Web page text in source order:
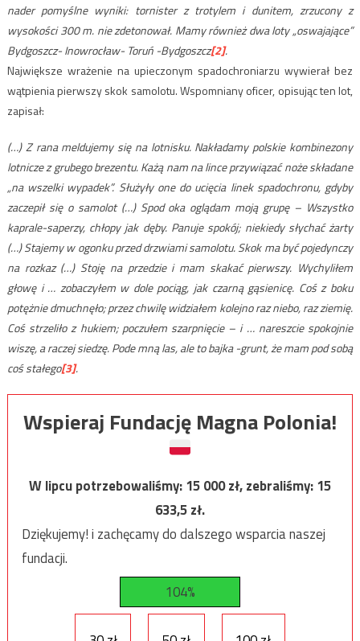
nader pomyślne wyniki: tornister z trotylem i dunitem, zrzucony z
wysokości 300 m. nie zdetonował. Mamy również dwa loty „oswajające”
Bydgoszcz- Inowrocław- Toruń -Bydgoszcz[2].
Największe wrażenie na upieczonym spadochroniarzu wywierał bez
wątpienia pierwszy skok samolotu. Wspomniany oficer, opisując ten lot,
zapisał:
(…) Z rana meldujemy się na lotnisku. Nakładamy polskie kombinezony
lotnicze z grubego brezentu. Każą nam na lince przywiązać noże składane
„na wszelki wypadek”. Służyły one do ucięcia linek spadochronu, gdyby
zaczepił się o samolot (…) Spod oka oglądam moją grupę – Wszystko
kaprale-saperzy, chłopy jak dęby. Panuje spokój; niekiedy słychać żarty
(…) Stajemy w ogonku przed drzwiami samolotu. Skok ma być pojedynczy
na rozkaz (…) Stoję na przedzie i mam skakać pierwszy. Wychyliłem
głowę i … zobaczyłem w dole pociąg, jak czarną gąsienicę. Coś z boku
potężnie dmuchnęło; przez chwilę widziałem kolejno raz niebo, raz ziemię.
Coś strzeliło z hukiem; poczułem szarpnięcie – i … nareszcie spokojnie
wiszę, a raczej siedzę. Pode mną las, ale to bajka -grunt, że mam pod sobą
coś stałego[3].
Wspieraj Fundację Magna Polonia!
W lipcu potrzebowaliśmy:15 000zł, zebraliśmy:15
633,5zł.
Dziękujemy! i zachęcamy do dalszego wsparcia naszej
fundacji.
104%